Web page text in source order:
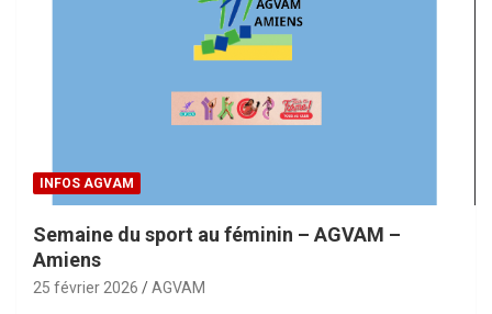
INFOS AGVAM
Semaine du sport au féminin – AGVAM –
Amiens
25 février 2026 AGVAM